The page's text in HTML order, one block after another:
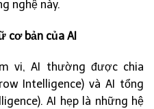
nghệ này.
cơ bản của AI
vi, AI thường được chia
Intelligence) và AI tổng
AI hẹp là những hệ